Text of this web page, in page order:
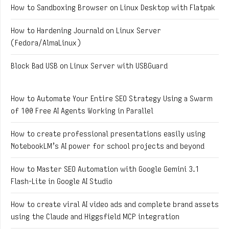
How to Sandboxing Browser on Linux Desktop with Flatpak
How to Hardening Journald on Linux Server
(Fedora/AlmaLinux)
Block Bad USB on Linux Server with USBGuard
How to Automate Your Entire SEO Strategy Using a Swarm
of 100 Free AI Agents Working in Parallel
How to create professional presentations easily using
NotebookLM’s AI power for school projects and beyond
How to Master SEO Automation with Google Gemini 3.1
Flash-Lite in Google AI Studio
How to create viral AI video ads and complete brand assets
using the Claude and Higgsfield MCP integration